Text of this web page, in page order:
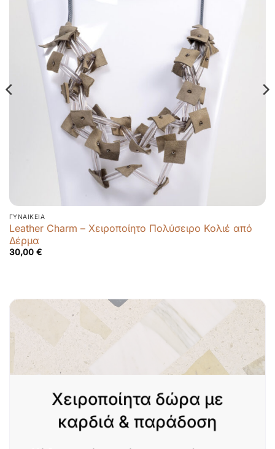
ΓΥΝΑΙΚΕΊΑ
Leather Charm – Χειροποίητο Πολύσειρο Κολιέ από
Δέρμα
30,00 €
Χειροποίητα δώρα με
καρδιά & παράδοση